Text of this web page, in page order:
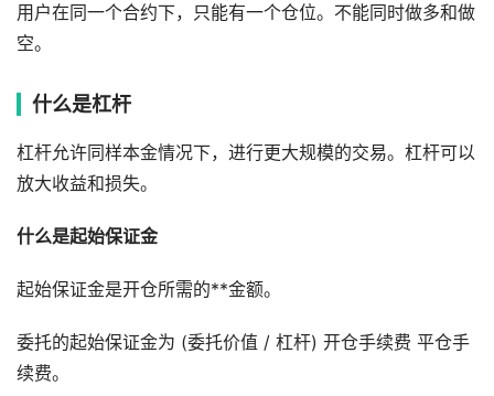
用户在同一个合约下，只能有一个仓位。不能同时做多和做
空。
什么是杠杆
杠杆允许同样本金情况下，进行更大规模的交易。杠杆可以
放大收益和损失。
什么是起始保证金
起始保证金是开仓所需的**金额。
委托的起始保证金为 (委托价值 / 杠杆) 开仓手续费 平仓手
续费。